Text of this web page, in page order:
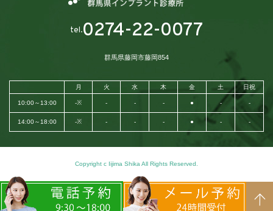
tel.0274-22-0077
群馬県藤岡市藤岡854
月 火 水 木 金 土 日祝
10:00～13:00 -※ - - - ● - -
14:00～18:00 -※ - - - ● - -
Copyright c Iijima Shika All Rights Reserved.